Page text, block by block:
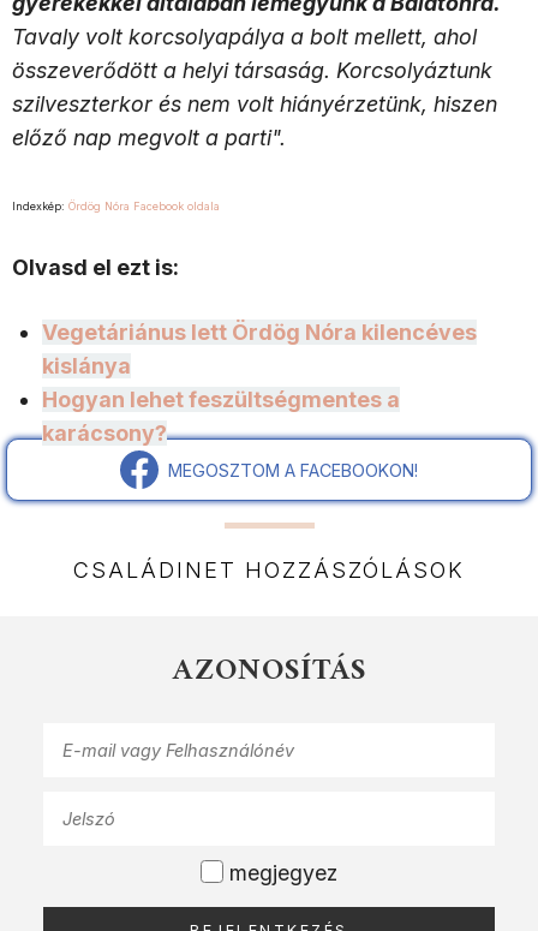
Tavaly volt korcsolyapálya a bolt mellett, ahol
összeverődött a helyi tár­saság. Korcsolyáztunk
szilveszterkor és nem volt hiányérzetünk, hiszen
előző nap megvolt a parti".
Indexkép: Ördög Nóra Facebook oldala
Olvasd el ezt is:
Vegetáriánus lett Ördög Nóra kilencéves
kislánya
Hogyan lehet feszültségmentes a
karácsony?
MEGOSZTOM A FACEBOOKON!
CSALÁDINET HOZZÁSZÓLÁSOK
AZONOSÍTÁS
megjegyez